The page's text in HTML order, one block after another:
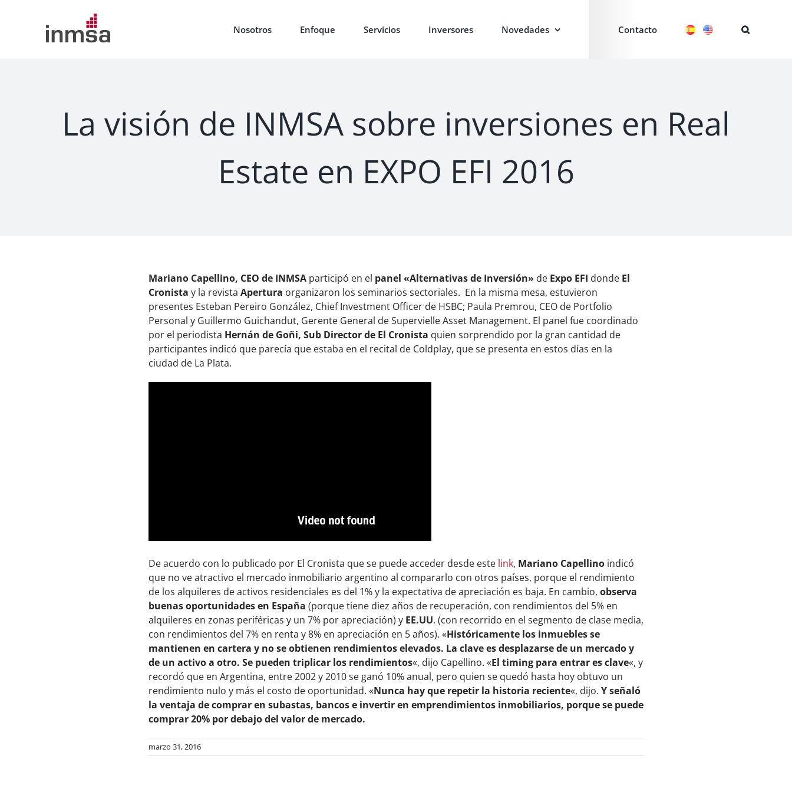
Nosotros Enfoque Servicios Inversores Novedades Contacto
La visión de INMSA sobre inversiones en Real
Estate en EXPO EFI 2016
Mariano Capellino, CEO de INMSA participó en el panel «Alternativas de Inversión» de Expo EFI donde El
Cronista y la revista Apertura organizaron los seminarios sectoriales. En la misma mesa, estuvieron
presentes Esteban Pereiro González, Chief Investment Officer de HSBC; Paula Premrou, CEO de Portfolio
Personal y Guillermo Guichandut, Gerente General de Supervielle Asset Management. El panel fue coordinado
por el periodista Hernán de Goñi, Sub Director de El Cronista quien sorprendido por la gran cantidad de
participantes indicó que parecía que estaba en el recital de Coldplay, que se presenta en estos días en la
ciudad de La Plata.
De acuerdo con lo publicado por El Cronista que se puede acceder desde este link, Mariano Capellino indicó
que no ve atractivo el mercado inmobiliario argentino al compararlo con otros países, porque el rendimiento
de los alquileres de activos residenciales es del 1% y la expectativa de apreciación es baja. En cambio, observa
buenas oportunidades en España (porque tiene diez años de recuperación, con rendimientos del 5% en
alquileres en zonas periféricas y un 7% por apreciación) y EE.UU. (con recorrido en el segmento de clase media,
con rendimientos del 7% en renta y 8% en apreciación en 5 años). «Históricamente los inmuebles se
mantienen en cartera y no se obtienen rendimientos elevados. La clave es desplazarse de un mercado y
de un activo a otro. Se pueden triplicar los rendimientos«, dijo Capellino. «El timing para entrar es clave«, y
recordó que en Argentina, entre 2002 y 2010 se ganó 10% anual, pero quien se quedó hasta hoy obtuvo un
rendimiento nulo y más el costo de oportunidad. «Nunca hay que repetir la historia reciente«, dijo. Y señaló
la ventaja de comprar en subastas, bancos e invertir en emprendimientos inmobiliarios, porque se puede
comprar 20% por debajo del valor de mercado.
marzo 31, 2016